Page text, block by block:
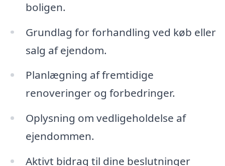
boligen.
Grundlag for forhandling ved køb eller
salg af ejendom.
Planlægning af fremtidige
renoveringer og forbedringer.
Oplysning om vedligeholdelse af
ejendommen.
Aktivt bidrag til dine beslutninger